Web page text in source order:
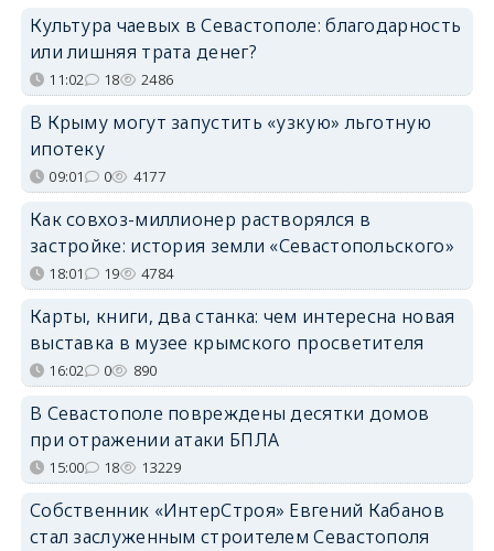
Культура чаевых в Севастополе: благодарность
или лишняя трата денег?
11:02 18 2486
В Крыму могут запустить «узкую» льготную
ипотеку
09:01 0 4177
Как совхоз-миллионер растворялся в
застройке: история земли «Севастопольского»
18:01 19 4784
Карты, книги, два станка: чем интересна новая
выставка в музее крымского просветителя
16:02 0 890
В Севастополе повреждены десятки домов
при отражении атаки БПЛА
15:00 18 13229
Собственник «ИнтерСтроя» Евгений Кабанов
стал заслуженным строителем Севастополя